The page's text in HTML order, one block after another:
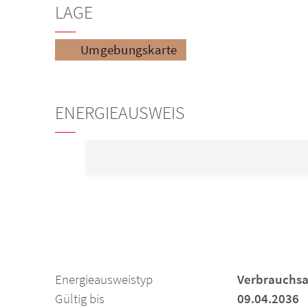
LAGE
Umgebungskarte
ENERGIEAUSWEIS
Energieausweistyp
Gültig bis
09.04.2036